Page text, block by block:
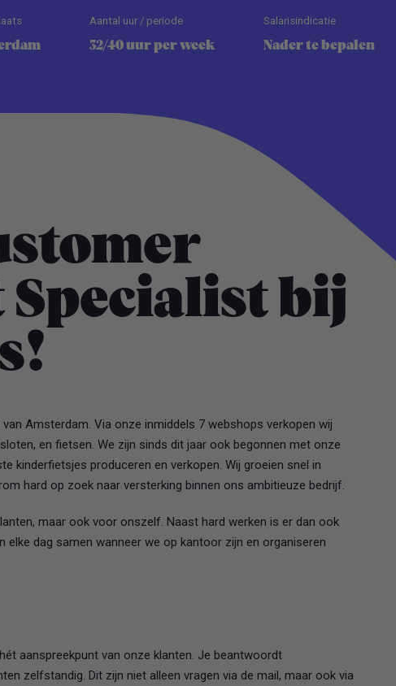
Aantal uur / periode
32/40 uur per week
Salarisindicatie
Nader te bepalen
bij
Amsterdam. Via onze inmiddels 7 webshops verkopen wij
en fietsen. We zijn sinds dit jaar ook begonnen met onze
kinderfietsjes produceren en verkopen. Wij groeien snel in
hard op zoek naar versterking binnen ons ambitieuze bedrijf.
maar ook voor onszelf. Naast hard werken is er dan ook
elke dag samen wanneer we op kantoor zijn en organiseren
aanspreekpunt van onze klanten. Je beantwoordt
zelfstandig. Dit zijn niet alleen vragen via de mail, maar ook via